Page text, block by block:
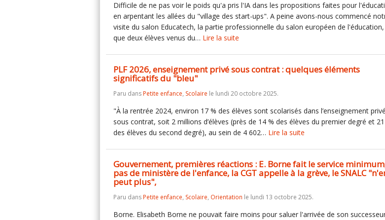
Difficile de ne pas voir le poids qu'a pris l'IA dans les propositions faites pour
en arpentant les allées du "village des start-ups". A peine avons-nous commencé
visite du salon Educatech, la partie professionnelle du salon européen de l'éducation,
que deux élèves venus du… Lire la suite
PLF 2026, enseignement privé sous contrat : quelques éléments
significatifs du "bleu"
Paru dansPetite enfance, Scolaire le lundi 20 octobre 2025.
"À la rentrée 2024, environ 17 % des élèves sont scolarisés dans l’enseignement privé
sous contrat, soit 2 millions d’élèves (près de 14 % des élèves du premier degré et
des élèves du second degré), au sein de 4 602… Lire la suite
Gouvernement, premières réactions : E. Borne fait le service
pas de ministère de l'enfance, la CGT appelle à la grève, le SNALC
peut plus",
Paru dansPetite enfance, Scolaire, Orientation le lundi 13 octobre 2025.
Borne. Elisabeth Borne ne pouvait faire moins pour saluer l'arrivée de son